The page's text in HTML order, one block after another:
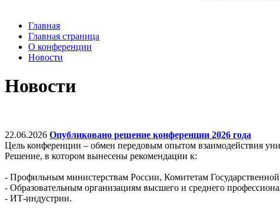
Главная
Главная страница
О конференции
Новости
Новости
22.06.2026 Опубликовано решение конференции 2026 года
Цель конференции – обмен передовым опытом взаимодействия
Решение, в котором вынесены рекомендации к:
- Профильным министерствам России, Комитетам
- Образовательным организациям высшего и среднего
- ИТ-индустрии.